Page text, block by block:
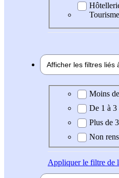
Afficher les filtres liés
ExpérienceMoins
De 1 à 3
Plus de
Non
Appliquerle filtre de